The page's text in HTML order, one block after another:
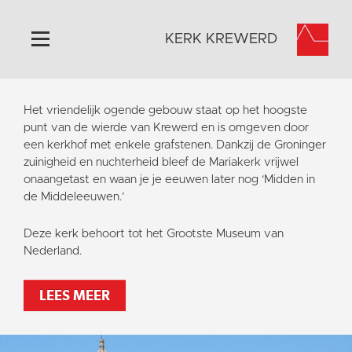
Home
Algemeen
Historie
Omgeving
Het Grootste Museum
Activiteiten
Steun ons
Contact
Vaktaal
KERK KREWERD
Het vriendelijk ogende gebouw staat op het hoogste
punt van de wierde van Krewerd en is omgeven door
een kerkhof met enkele grafstenen. Dankzij de Groninger
zuinigheid en nuchterheid bleef de Mariakerk vrijwel
onaangetast en waan je je eeuwen later nog ‘Midden in
de Middeleeuwen.’
Deze kerk behoort tot het Grootste Museum van
Nederland.
LEES MEER